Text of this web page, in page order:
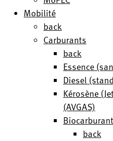
Mobilité
back
Carburants
back
Essence
Diesel
Kérosène
(AVGAS)
back